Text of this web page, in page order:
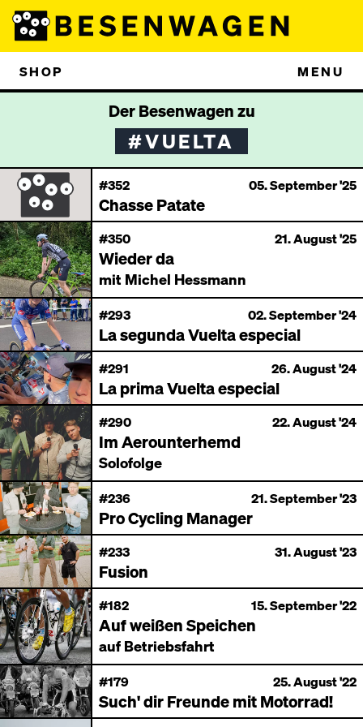
SHOP MENU
Der Besenwagen zu
#VUELTA
#352 05. September '25
Chasse Patate
#350 21. August '25
Wieder da
mit Michel Hessmann
#293 02. September '24
La segunda Vuelta especial
#291 26. August '24
La prima Vuelta especial
#290 22. August '24
Im Aerounterhemd
Solofolge
#236 21. September '23
Pro Cycling Manager
#233 31. August '23
Fusion
#182 15. September '22
Auf weißen Speichen
auf Betriebsfahrt
#179 25. August '22
Such' dir Freunde mit Motorrad!